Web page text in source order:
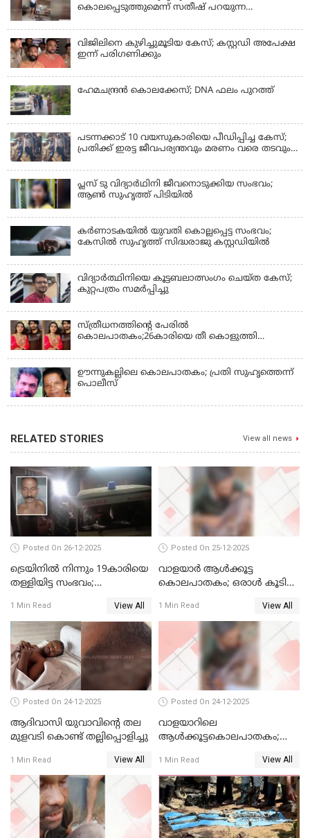
കൊലപ്പെടുത്തുമെന്ന് സതീഷ് പറയുന്ന
വിജിലിനെ കുഴിച്ചുമൂടിയ കേസ്; കസ്റ്റഡി അപേക്ഷ
ഇന്ന് പരിഗണിക്കും
ഹേമചന്ദ്രൻ കൊലക്കേസ്; DNA ഫലം പുറത്ത്
പടന്നക്കാട് 10 വയസുകാരിയെ പീഡിപ്പിച്ച കേസ്;
പ്രതിക്ക് ഇരട്ട ജീവപര്യന്തവും മരണം വരെ തടവും
പ്ലസ് ടു വിദ്യാര്‍ഥിനി ജീവനൊടുക്കിയ സംഭവം;
ആണ്‍ സുഹൃത്ത് പിടിയില്‍
കര്‍ണാടകയില്‍ യുവതി കൊല്ലപ്പെട്ട സംഭവം;
കേസില്‍ സുഹൃത്ത് സിദ്ധരാജു കസ്റ്റഡിയില്‍
വിദ്യാർത്ഥിനിയെ കൂട്ടബലാത്സംഗം ചെയ്ത കേസ്;
കുറ്റപത്രം സമര്‍പ്പിച്ചു
സ്ത്രീധനത്തിന്റെ പേരില്‍
കൊലപാതകം;26കാരിയെ തീ കൊളുത്തി
ഊന്നുകല്ലിലെ കൊലപാതകം; പ്രതി സുഹൃത്തെന്ന്
പൊലീസ്
RELATED STORIES View all news
Posted On 26-12-2025
ട്രെയിനില്‍ നിന്നും 19കാരിയെ
തള്ളിയിട്ട സംഭവം;
ആശുപത്രിയിലേക്ക് മാറ്റി
1 Min Read View All
Posted On 25-12-2025
വാളയാര്‍ ആള്‍ക്കൂട്ട
കൊലപാതകം; ഒരാള്‍ കൂടി
1 Min Read View All
Posted On 24-12-2025
ആദിവാസി യുവാവിന്റെ തല
മുളവടി കൊണ്ട് തല്ലിപ്പൊളിച്ചു
1 Min Read View All
Posted On 24-12-2025
വാളയാറിലെ
ആൾക്കൂട്ടകൊലപാതകം;
വാങ്ങും
1 Min Read View All